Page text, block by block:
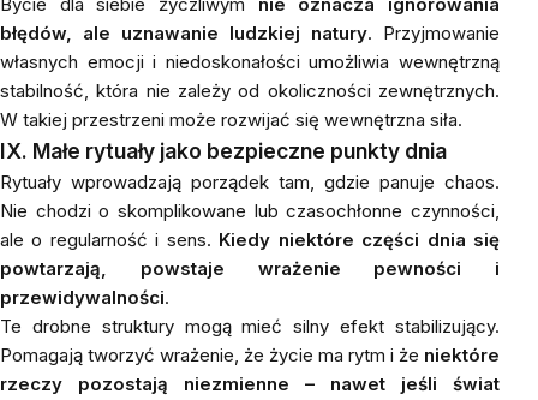
błędów, ale uznawanie ludzkiej natury. Przyjmowanie
własnych emocji i niedoskonałości umożliwia wewnętrzną
stabilność, która nie zależy od okoliczności zewnętrznych.
W takiej przestrzeni może rozwijać się wewnętrzna siła.
IX. Małe rytuały jako bezpieczne punkty dnia
Rytuały wprowadzają porządek tam, gdzie panuje chaos.
Nie chodzi o skomplikowane lub czasochłonne czynności,
ale o regularność i sens. Kiedy niektóre części dnia się
powtarzają, powstaje wrażenie pewności i
przewidywalności.
Te drobne struktury mogą mieć silny efekt stabilizujący.
Pomagają tworzyć wrażenie, że życie ma rytm i że niektóre
rzeczy pozostają niezmienne – nawet jeśli świat